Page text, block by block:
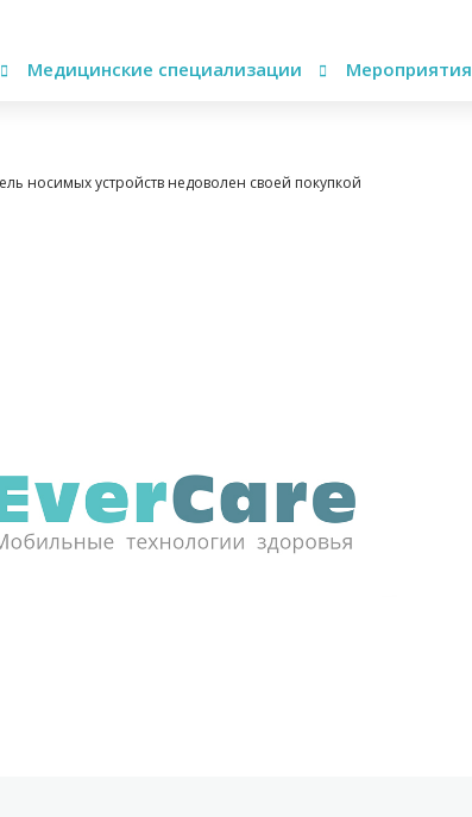
Медицинские специализации Мероприятия
носимых устройств недоволен своей покупкой